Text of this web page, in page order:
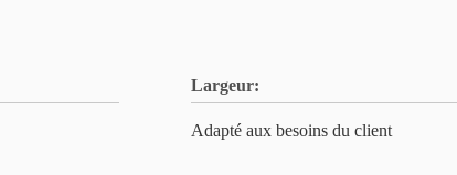
Largeur:
Adapté aux besoins du client